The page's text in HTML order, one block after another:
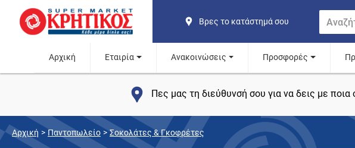
Βρες το κατάστημά σου
Αρχική Εταιρία Ανακοινώσεις Προσφορές
Πες μας τη διεύθυνσή σου για να δεις με
Αρχική > Παντοπωλείο > Σοκολάτες & Γκοφρέτες